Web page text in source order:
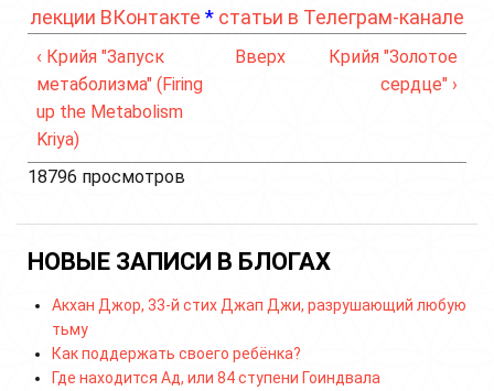
лекции ВКонтакте * статьи в Телеграм-канале
‹ Крийя "Запуск
метаболизма" (Firing
up the Metabolism
Kriya)
Вверх
Крийя "Золотое
сердце" ›
18796 просмотров
НОВЫЕ ЗАПИСИ В БЛОГАХ
Акхан Джор, 33-й стих Джап Джи, разрушающий любую
тьму
Как поддержать своего ребёнка?
Где находится Ад, или 84 ступени Гоиндвала